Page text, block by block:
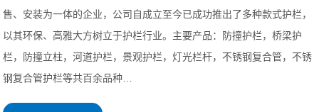
售、安装为一体的企业，公司自成立至今已成功推出了多种款式护栏，
以其环保、高雅大方树立于护栏行业。主要产品：防撞护栏，桥梁护
栏，防撞立柱，河道护栏，景观护栏，灯光栏杆，不锈钢复合管，不锈
钢复合管护栏等共百余品种…